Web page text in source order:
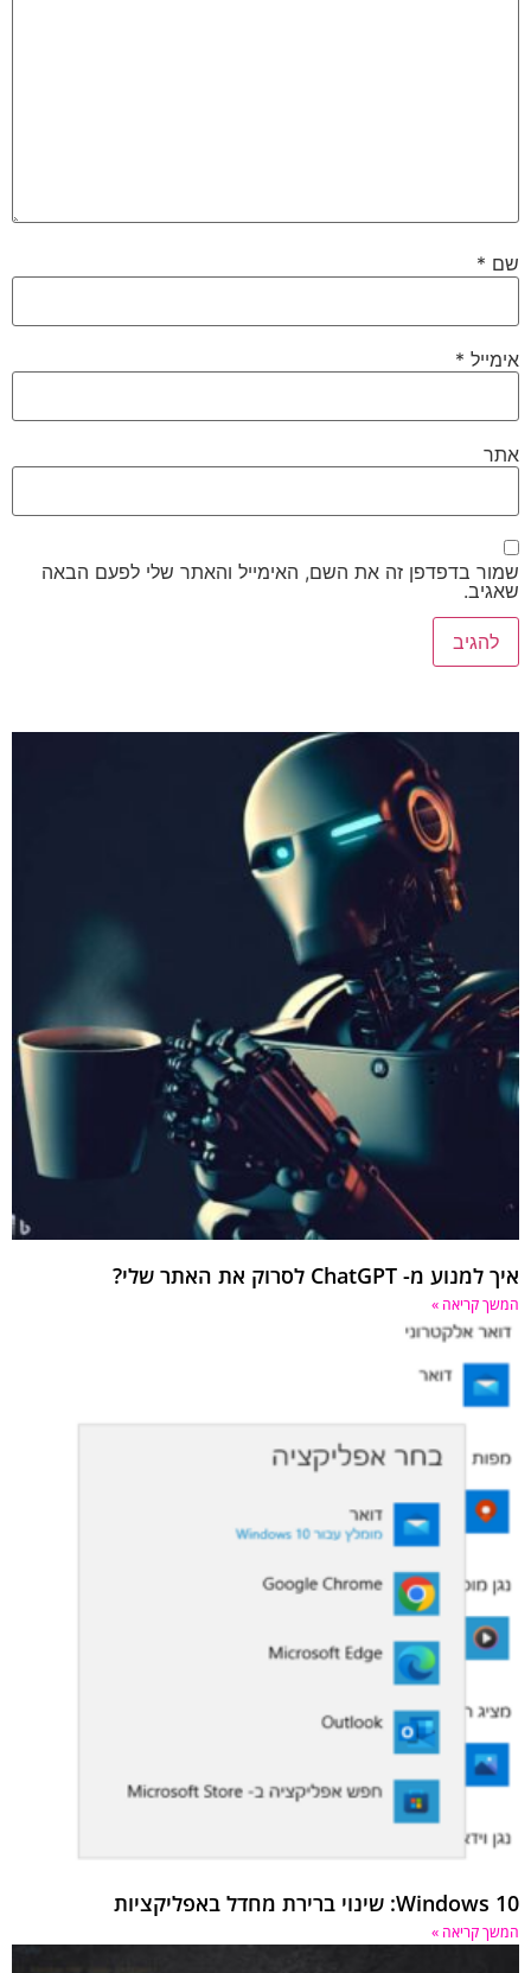
שם *
אימייל *
אתר
שמור בדפדפן זה את השם, האימייל והאתר שלי לפעם הבאה
שאגיב.
איך למנוע מ- ChatGPT לסרוק את האתר שלי?
המשך קריאה »
Windows 10: שינוי ברירת מחדל באפליקציות
המשך קריאה »